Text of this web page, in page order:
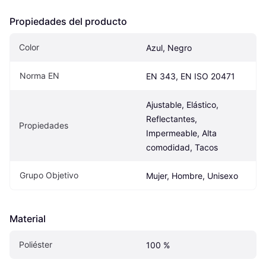
Propiedades del producto
Color Azul, Negro
Norma EN EN 343, EN ISO 20471
Propiedades
Ajustable, Elástico,
Reflectantes,
Impermeable, Alta
comodidad, Tacos
Grupo Objetivo Mujer, Hombre, Unisexo
Material
Poliéster 100 %